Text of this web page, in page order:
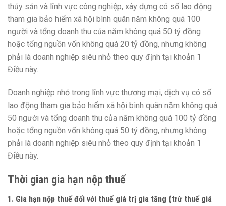
thủy sản và lĩnh vực công nghiệp, xây dựng có số lao động
tham gia bảo hiểm xã hội bình quân năm không quá 100
người và tổng doanh thu của năm không quá 50 tỷ đồng
hoặc tổng nguồn vốn không quá 20 tỷ đồng, nhưng không
phải là doanh nghiệp siêu nhỏ theo quy định tại khoản 1
Điều này.
Doanh nghiệp nhỏ trong lĩnh vực thương mại, dịch vụ có số
lao động tham gia bảo hiểm xã hội bình quân năm không quá
50 người và tổng doanh thu của năm không quá 100 tỷ đồng
hoặc tổng nguồn vốn không quá 50 tỷ đồng, nhưng không
phải là doanh nghiệp siêu nhỏ theo quy định tại khoản 1
Điều này.
Thời gian gia hạn nộp thuế
1. Gia hạn nộp thuế đối với thuế giá trị gia tăng (trừ thuế giá